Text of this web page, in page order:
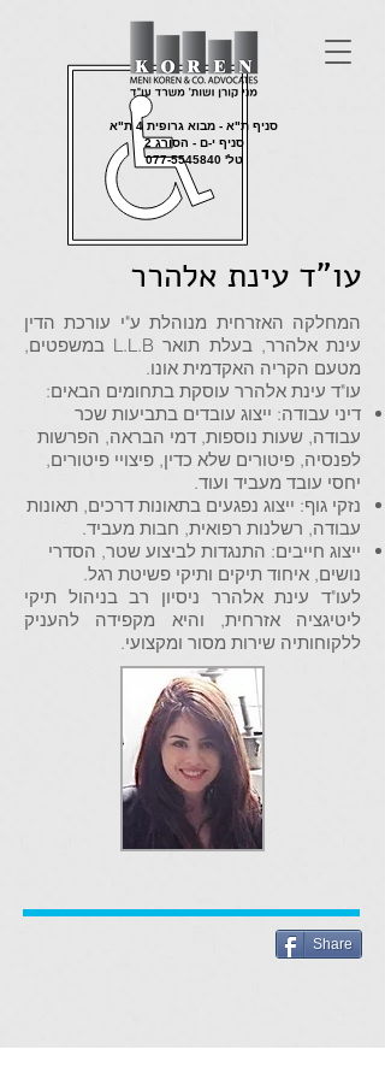
סניף ת"א - מבוא גרופית 4 ת"א
סניף י-ם - הסורג 2
טל'077-5545840
עו"ד עינת אלהרר
המחלקה האזרחית מנוהלת ע"י עורכת הדין
עינת אלהרר,
בעלת תואר L.L.B במשפטים,
מטעם הקריה האקדמית אונו.
עו"ד עינת אלהרר עוסקת בתחומים הבאים:
דיני עבודה: ייצוג עובדים בתביעות שכר
עבודה, שעות נוספות, דמי הבראה, הפרשות
לפנסיה, פיטורים שלא כדין, פיצויי פיטורים,
יחסי עובד מעביד ועוד.
נזקי גוף: ייצוג נפגעים בתאונות דרכים, תאונות
עבודה, רשלנות רפואית, חבות מעביד.
ייצוג חייבים: התנגדות לביצוע שטר, הסדרי
נושים, איחוד תיקים ותיקי פשיטת רגל.
לעו"ד עינת אלהרר ניסיון רב בניהול תיקי
ליטיגציה אזרחית, והיא מקפידה להעניק
ללקוחותיה שירות מסור ומקצועי.
Share